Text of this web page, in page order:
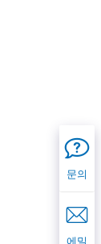
문의
에밀